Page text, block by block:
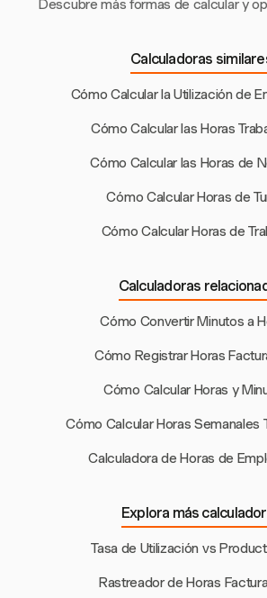
Descubre más formas de calcular y
Calculadoras
Cómo Calcular la Utilización de
Cómo Calcular las Horas
Cómo Calcular las Horas de
Cómo Calcular Horas de
Cómo Calcular Horas de
Calculadoras
Cómo Convertir Minutos a
Cómo Registrar Horas
Cómo Calcular Horas y
Cómo Calcular Horas Semanales
Calculadora de Horas de
Explora más
Tasa de Utilización vs
Rastreador de Horas